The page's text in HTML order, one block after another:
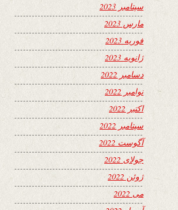
سپتامبر 2023
مارس 2023
فوریه 2023
ژانویه 2023
دسامبر 2022
نوامبر 2022
اکتبر 2022
سپتامبر 2022
آگوست 2022
جولای 2022
ژوئن 2022
می 2022